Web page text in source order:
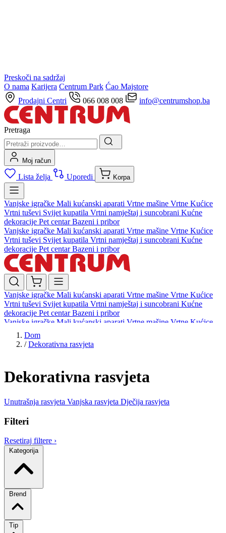
Preskoči na sadržaj
O nama Karijera Centrum Park Ćao Majstore
Prodajni Centri
066 008 008 info@centrumshop.ba
Pretraga
Moj račun
Lista želja Uporedi Korpa
Vanjske igračke Mali kućanski aparati Vrtne mašine Vrtne Kućice
Vrtni tuševi Svijet kupatila Vrtni namještaj i suncobrani Kućne
dekoracije Pet centarBazeni i pribor
Vanjske igračke Mali kućanski aparati Vrtne mašine Vrtne Kućice
Vrtni tuševi Svijet kupatila Vrtni namještaj i suncobrani Kućne
dekoracije Pet centarBazeni i pribor
Vanjske igračke Mali kućanski aparati Vrtne mašine Vrtne Kućice
Vrtni tuševi Svijet kupatila Vrtni namještaj i suncobrani Kućne
dekoracije Pet centarBazeni i pribor
Vanjske igračke Mali kućanski aparati Vrtne mašine Vrtne Kućice
Vrtni tuševi
dekoracijePet centar Bazeni i pribor
Dom
/ Dekorativna rasvjeta
Dekorativna rasvjeta
Unutrašnja rasvjeta Vanjska rasvjeta Dječija rasvjeta
Filteri
Resetiraj filtere ›
Kategorija
Brend
Tip